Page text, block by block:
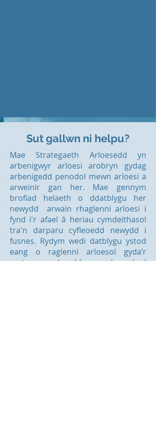
Sut gallwn ni helpu?
Mae Strategaeth Arloesedd yn
arbenigwyr arloesi arobryn gydag
arbenigedd penodol mewn arloesi a
arweinir gan her. Mae gennym
brofiad helaeth o ddatblygu her
newydd arwain rhaglenni arloesi i
fynd i'r afael â heriau cymdeithasol
tra'n darparu cyfleoedd newydd i
fusnes. Rydym wedi datblygu ystod
eang o raglenni arloesol gyda’r
sector cyhoeddus a’r byd